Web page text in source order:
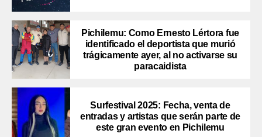
Pichilemu: Como Ernesto Lértora fue
identificado el deportista que murió
trágicamente ayer, al no activarse su
paracaidista
Surfestival 2025: Fecha, venta de
entradas y artistas que serán parte de
este gran evento en Pichilemu